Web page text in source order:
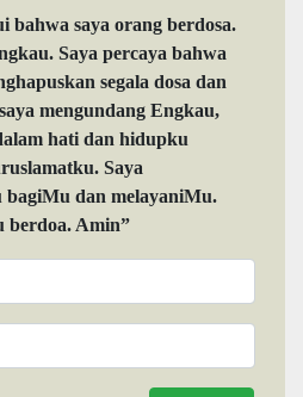
bahwa saya orang berdosa.
Saya percaya bahwa
segala dosa dan
mengundang Engkau,
hati dan hidupku
Saya
dan melayaniMu.
berdoa. Amin”